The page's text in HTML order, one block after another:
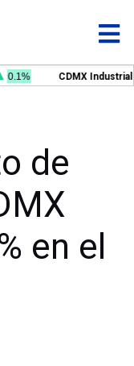
0.1% CDMX Industrial
de
en el